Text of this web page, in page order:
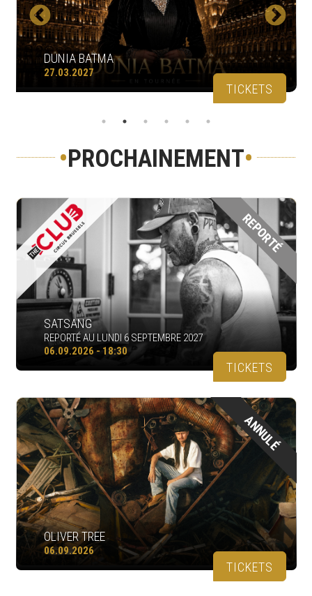
DUNIA BATMA
27.03.2027
TICKETS
•PROCHAINEMENT•
REPORTÉ
SATSANG
REPORTÉ AU LUNDI 6 SEPTEMBRE 2027
06.09.2026 - 18:30
TICKETS
ANNULÉ
OLIVER TREE
06.09.2026
TICKETS